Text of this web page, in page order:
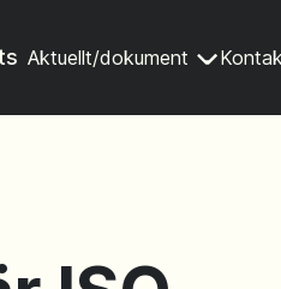
Aktuellt/dokument